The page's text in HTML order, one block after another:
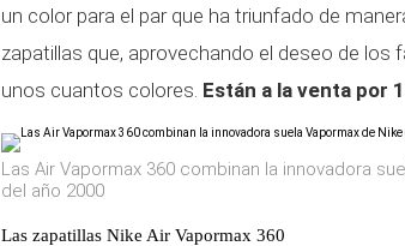
un color para el par que ha triunfado de
zapatillas que, aprovechando el deseo de los
unos cuantos colores. Están a la venta por
Las Air Vapormax 360 combinan la innovadora
del año 2000
Las zapatillas Nike Air Vapormax 360